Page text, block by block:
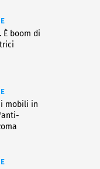
È boom di
mobili in